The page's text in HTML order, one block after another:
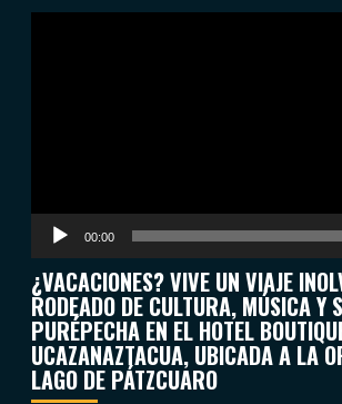
00:00
¿VACACIONES? VIVE UN VIAJE
RODEADO DE CULTURA, MÚSICA Y
PURÉPECHA EN EL HOTEL
UCAZANAZTACUA, UBICADA A LA
LAGO DE PÁTZCUARO